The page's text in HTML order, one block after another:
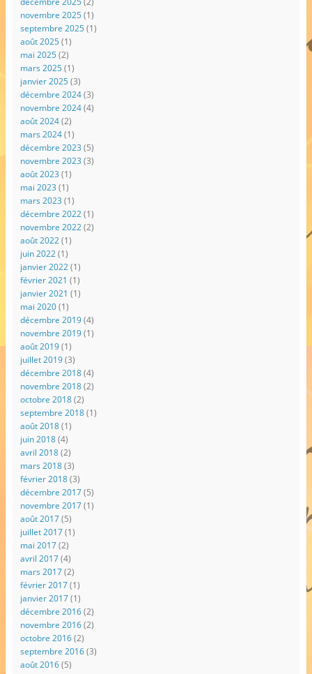
novembre 2025(1)
septembre 2025(1)
août 2025(1)
mai 2025(2)
mars 2025(1)
janvier 2025(3)
décembre 2024(3)
novembre 2024(4)
août 2024(2)
mars 2024(1)
décembre 2023 (5)
novembre 2023 (3)
août 2023 (1)
mai 2023 (1)
mars 2023 (1)
décembre 2022(1)
novembre 2022(2)
août 2022(1)
juin 2022(1)
janvier 2022(1)
février 2021 (1)
janvier 2021 (1)
mai 2020(1)
décembre 2019(4)
novembre 2019(1)
août 2019(1)
juillet 2019(3)
décembre 2018(4)
novembre 2018(2)
octobre 2018(2)
septembre 2018(1)
août 2018(1)
juin 2018(4)
avril 2018(2)
mars 2018(3)
février 2018(3)
décembre 2017(5)
novembre 2017(1)
août 2017(5)
juillet 2017(1)
mai 2017(2)
avril 2017(4)
mars 2017(2)
février 2017(1)
janvier 2017(1)
décembre 2016(2)
novembre 2016(2)
octobre 2016(2)
septembre 2016(3)
août 2016(5)